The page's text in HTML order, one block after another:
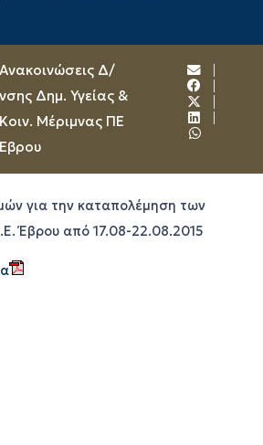
Ανακοινώσεις Δ/
νσης Δημ. Υγείας &
Κοιν. Μέριμνας ΠΕ
για την καταπολέμηση των
Έβρου από 17.08-22.08.2015